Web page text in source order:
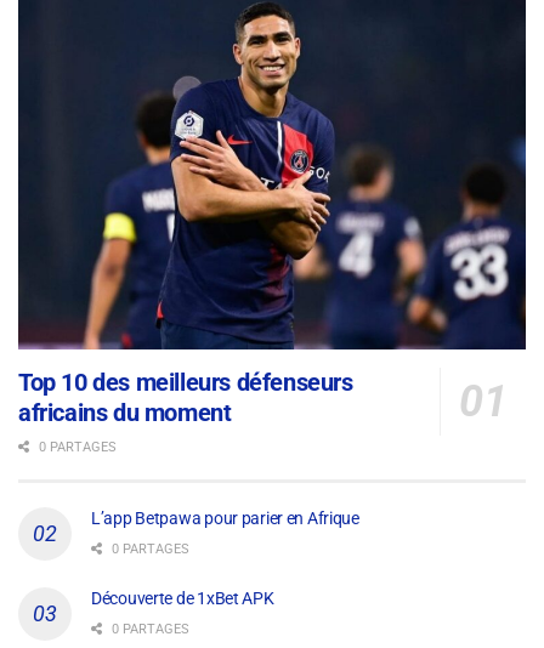
Top 10 des meilleurs défenseurs
africains du moment
0 PARTAGES
L’app Betpawa pour parier en Afrique
0 PARTAGES
Découverte de 1xBet APK
0 PARTAGES